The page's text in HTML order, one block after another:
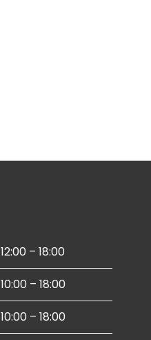
12:00 – 18:00
10:00 – 18:00
10:00 – 18:00